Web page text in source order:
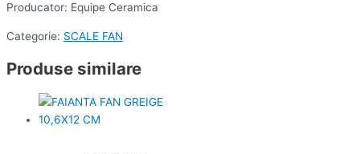
Producator: Equipe Ceramica
Categorie: SCALE FAN
Produse similare